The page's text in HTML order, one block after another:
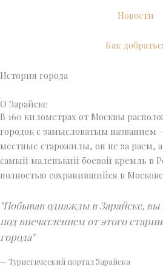
Новости
Как
История города
О Зарайске
В 160 километрах от Москвы
городок с замысловатым названием
местные старожилы, он не за раем,
самый маленький боевой кремль в
полностью сохранившийся в
"Побывав однажды в Зарайске, вы
под впечатлением от этого
города"
— Туристический портал Зарайска